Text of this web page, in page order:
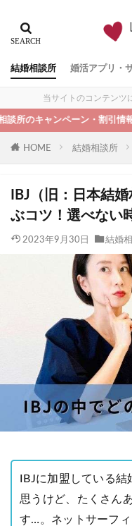
結婚相談所 婚活アプリ・
当サイトのコンテンツ
ーン・割引情報
HOME 結婚相談所
IBJ（旧：日本結
ぶコツ！選べない
2023年9月30日 結婚
IBJに加盟している結
思うけど、たくさん
す…。ネットサーフ